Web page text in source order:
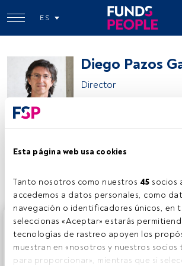
Esta página web usa cookies
Tanto nosotros como nuestros 45 socios
accedemos a datos personales, como
navegación o identificadores únicos, en
seleccionas «Aceptar» estarás
tecnologías de rastreo apoyen los
muestran en «nosotros y nuestros
para proporcionar», mientras que si
ES
Diego Pazos
Director
Compartir:
Este es un artículo exclusivo para los
de FundsPeople. Si ya estás registrado,
botón Login. Si aún no tienes cuenta, te
registrarte y disfrutar de todo el